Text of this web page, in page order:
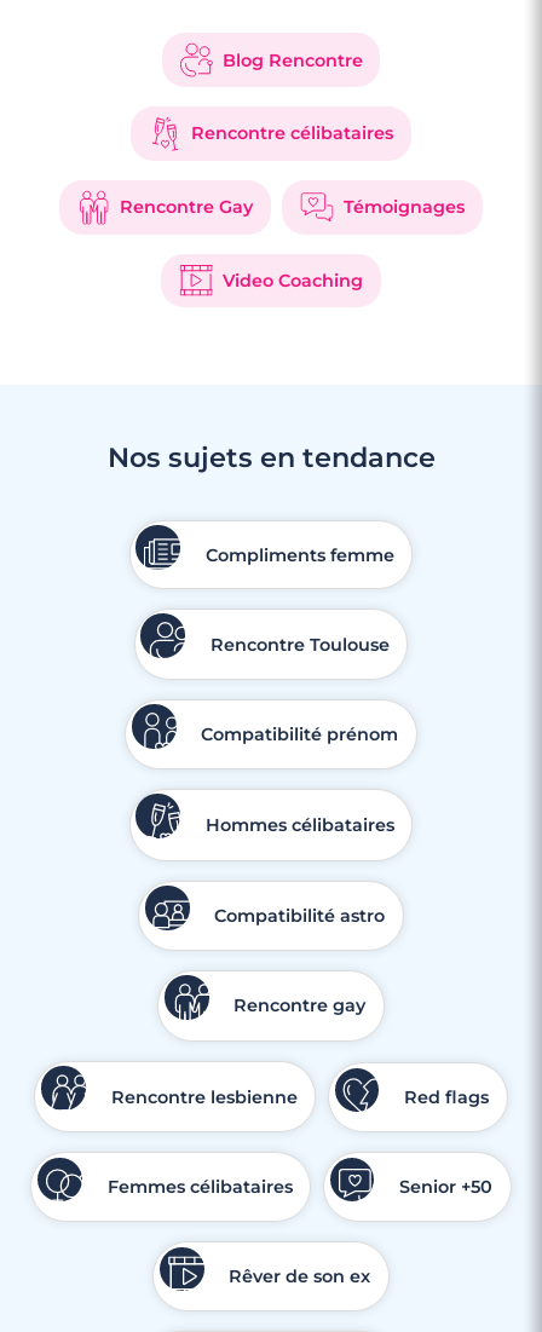
Blog Rencontre
Rencontre célibataires
Rencontre Gay Témoignages
Video Coaching
Nos sujets en tendance
Compliments femme
Rencontre Toulouse
Compatibilité prénom
Hommes célibataires
Compatibilité astro
Rencontre gay
Rencontre lesbienne Red flags
Femmes célibataires Senior +50
Rêver de son ex